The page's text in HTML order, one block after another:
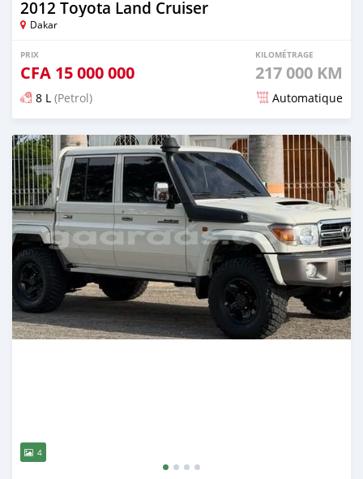
2012 Toyota Land Cruiser
Dakar
PRIX
CFA 15 000 000
KILOMÉTRAGE
217 000 KM
8 L (Petrol) Automatique
Publié il y a 11 jours
4